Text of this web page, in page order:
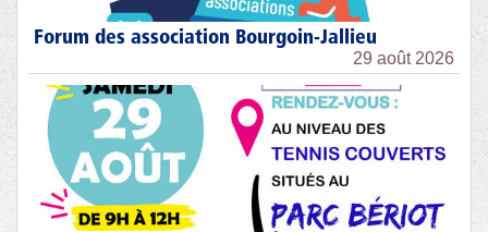
Forum des association Bourgoin-Jallieu
29 août 2026